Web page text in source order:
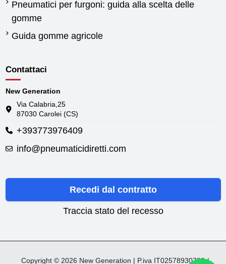
Pneumatici per furgoni: guida alla scelta delle
gomme
Guida gomme agricole
Contattaci
New Generation
Via Calabria,25
87030 Carolei (CS)
+393773976409
info@pneumaticidiretti.com
Recedi dal contratto
Traccia stato del recesso
Copyright © 2026 New Generation | P.iva IT02578930782 /